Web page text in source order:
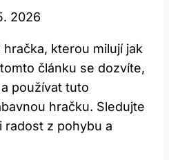
2026
kterou milují jak
článku se dozvíte,
používat tuto
hračku. Sledujte
radost z pohybu a